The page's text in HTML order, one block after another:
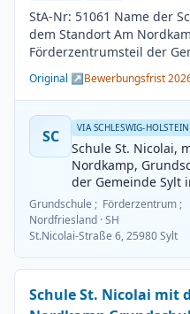
StA-Nr: 51061 Name der
dem Standort Am
Förderzentrumsteil der
Grundschule Kreis /
BesGr / EntGr:
2. Fach: Sport
Arbeitsumfang: Teilzeit
01.08.2026
Veröffentlichung:
Original ↗Bewerbungsfrist
SC VIA SCHLESWIG-HOLSTEIN
Schule St. Nicolai,
Nordkamp,
der Gemeinde Sylt
Grundschule ; Förderzentrum ;
Nordfriesland · SH
St.Nicolai-Straße 6, 25980 Sylt
Schule St. Nicolai mit